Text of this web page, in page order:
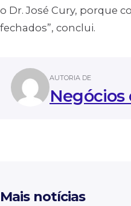
o Dr. José Cury, porque
fechados”, conclui.
AUTORIA DE
Mais notícias